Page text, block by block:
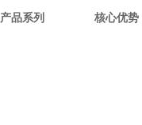
产品系列 核心优势